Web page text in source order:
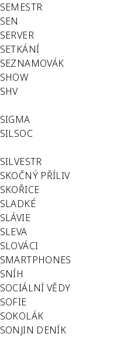
SEMESTR
SEN
SERVER
SETKÁNÍ
SEZNAMOVÁK
SHOW
SHV
SIGMA
SILSOC
SILVESTR
SKOČNÝ PŘÍLIV
SKOŘICE
SLADKÉ
SLÁVIE
SLEVA
SLOVÁCI
SMARTPHONES
SNÍH
SOCIÁLNÍ VĚDY
SOFIE
SOKOLÁK
SONJIN DENÍK